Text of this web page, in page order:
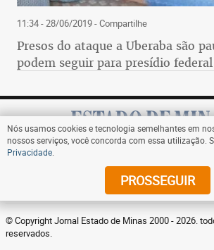
11:34 - 28/06/2019- Compartilhe
Presos do ataque a Uberaba são
podem seguir para presídio federal
Assine
© Copyright Jornal Estado de Minas 2000 - 2026.
reservados.
Nós usamos cookies e tecnologia semelhantes em
nossos serviços, você concorda com essa utilização.
Privacidade
PROSSEGUIR